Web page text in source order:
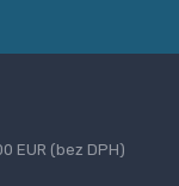
EUR (bez DPH)